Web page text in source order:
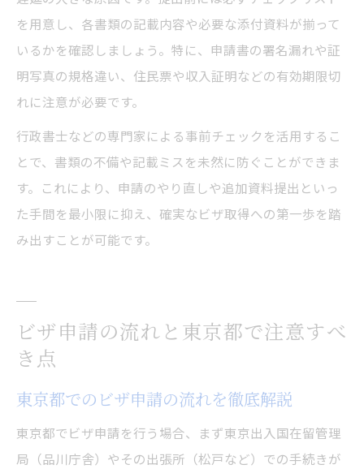
を用意し、各書類の記載内容や必要な添付資料が揃って
いるかを確認しましょう。特に、申請書の署名漏れや証
明写真の規格違い、住民票や収入証明などの有効期限切
れに注意が必要です。
行政書士などの専門家による事前チェックを活用するこ
とで、書類の不備や記載ミスを未然に防ぐことができま
す。これにより、申請のやり直しや追加資料提出といっ
た手間を最小限に抑え、確実なビザ取得への第一歩を踏
み出すことが可能です。
ビザ申請の流れと東京都で注意すべ
き点
東京都でのビザ申請の流れを徹底解説
東京都でビザ申請を行う場合、まず東京出入国在留管理
局（品川庁舎）やその出張所（松戸など）での手続きが